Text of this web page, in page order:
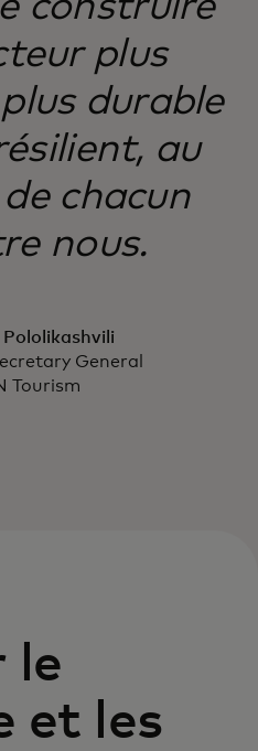
plus
durable
au
chacun
nous.
General
Tourism
le
et les